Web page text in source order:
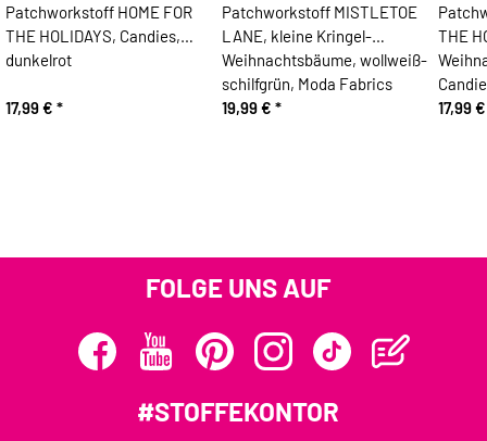
Patchworkstoff HOME FOR
THE HOLIDAYS, Candies,
dunkelrot
17,99 € *
Patchworkstoff MISTLETOE
LANE, kleine Kringel-
Weihnachtsbäume, wollweiß-
schilfgrün, Moda Fabrics
19,99 € *
THE
17,99
FOLGE UNS AUF
#STOFFEKONTOR